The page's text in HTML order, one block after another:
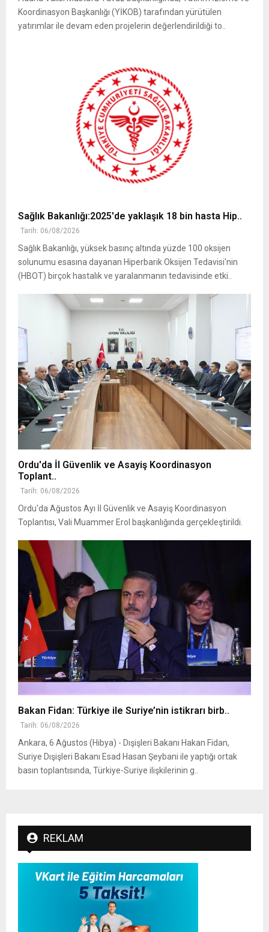
Koordinasyon Başkanlığı (YİKOB) tarafından yürütülen
yatırımlar ile devam eden projelerin değerlendirildiği to..
Sağlık Bakanlığı:2025'de yaklaşık 18 bin hasta Hip..
Tarih: 06/08/2026
Sağlık Bakanlığı, yüksek basınç altında yüzde 100 oksijen
solunumu esasına dayanan Hiperbarik Oksijen Tedavisi'nin
(HBOT) birçok hastalık ve yaralanmanın tedavisinde etki..
Ordu'da İl Güvenlik ve Asayiş Koordinasyon
Toplant..
Tarih: 06/08/2026
Ordu'da Ağustos Ayı İl Güvenlik ve Asayiş Koordinasyon
Toplantısı, Vali Muammer Erol başkanlığında gerçekleştirildi.
Bakan Fidan: Türkiye ile Suriye’nin istikrarı birb..
Tarih: 06/08/2026
Ankara, 6 Ağustos (Hibya) - Dışişleri Bakanı Hakan Fidan,
Suriye Dışişleri Bakanı Esad Hasan Şeybani ile yaptığı ortak
basın toplantısında, Türkiye-Suriye ilişkilerinin g..
REKLAM